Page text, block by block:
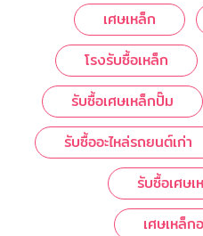
เศษเหล็ก
โรงรับซื้อเหล็ก
รับซื้อเศษเหล็กปั๊ม
รับซื้ออะไหล่รถยนต์เก่า
รับซื้อเศษ
เศษเหล็ก